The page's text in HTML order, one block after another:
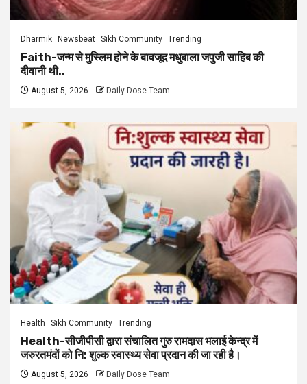
Dharmik Newsbeat Sikh Community Trending
Faith-जन्म से मुस्लिम होने के बावजूद मधुबाला जपुजी साहिब की
दीवानी थी..
August 5, 2026 Daily Dose Team
Health Sikh Community Trending
Health-सीजीपीसी द्वारा संचालित गुरु रामदास भलाई केन्द्र में
जरुरतमंदों को नि: शुल्क स्वास्थ्य सेवा प्रदान की जा रही है।
August 5, 2026 Daily Dose Team